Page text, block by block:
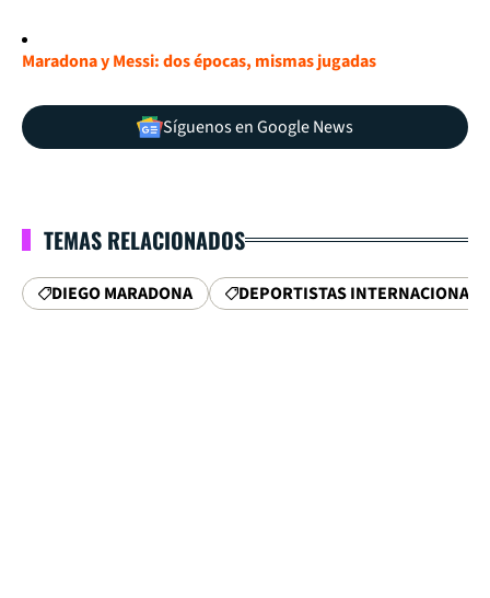
Maradona y Messi: dos épocas, mismas jugadas
Síguenos en Google News
TEMAS RELACIONADOS
DIEGO MARADONA DEPORTISTAS